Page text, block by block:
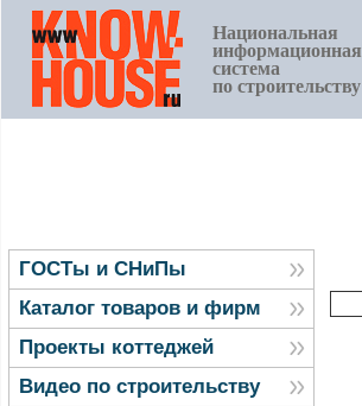
Национальная
информационная
система
по строительству
ГОСТы и СНиПы
Каталог товаров и фирм
Проекты коттеджей
Видео по строительству